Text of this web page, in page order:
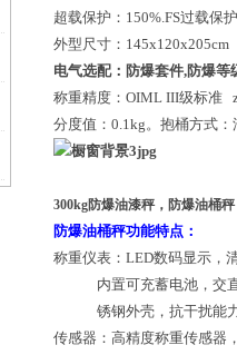
超载保护：150%.FS过载保
外型尺寸：
电气选配： 防爆套件,防爆等
称重精度：OIML III级标准
分度值：0.1kg。抱桶方式
300kg防爆油漆秤，防爆油桶
防爆油桶秤功能特点：
称重仪表：LED数码显示，
内置可充蓄电池，交直
锈钢外壳，抗干扰能
传感器：高精度称重传感器